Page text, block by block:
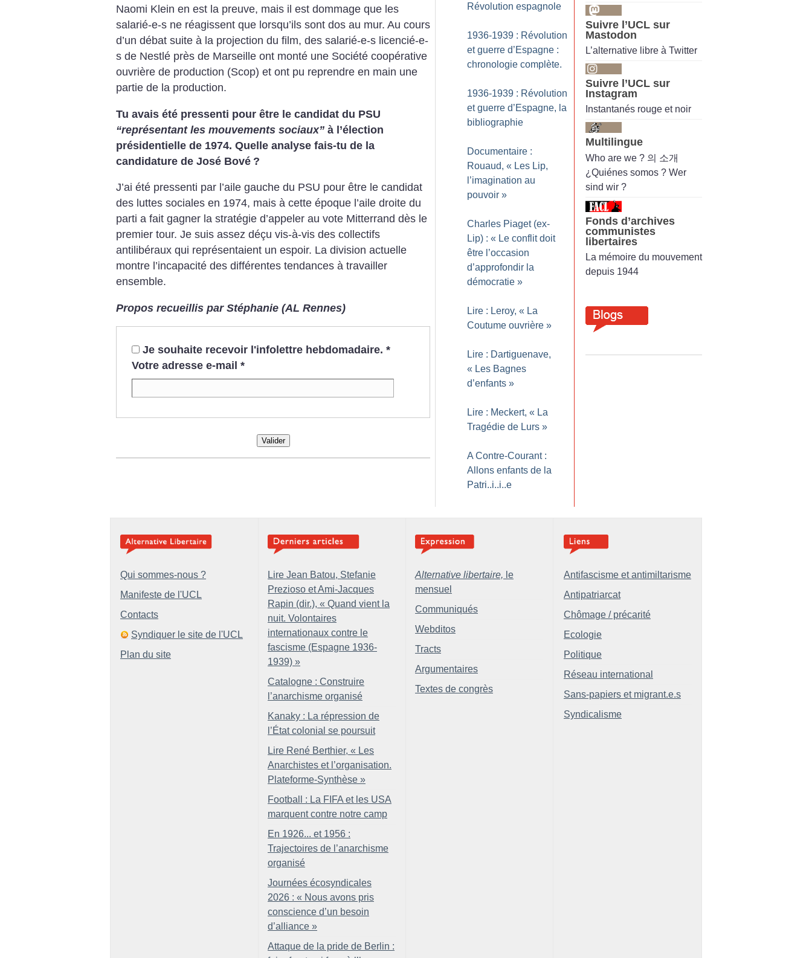
Naomi Klein en est la preuve, mais il est dommage que les
salarié-e-s ne réagissent que lorsqu’ils sont dos au mur. Au cours
d’un débat suite à la projection du film, des salarié-e-s licencié-e-
s de Nestlé près de Marseille ont monté une Société coopérative
ouvrière de production (Scop) et ont pu reprendre en main une
partie de la production.
Tu avais été pressenti pour être le candidat du PSU
“représentant les mouvements sociaux” à l’élection
présidentielle de 1974. Quelle analyse fais-tu de la
candidature de José Bové ?
J’ai été pressenti par l’aile gauche du PSU pour être le candidat
des luttes sociales en 1974, mais à cette époque l’aile droite du
parti a fait gagner la stratégie d’appeler au vote Mitterrand dès le
premier tour. Je suis assez déçu vis-à-vis des collectifs
antilibéraux qui représentaient un espoir. La division actuelle
montre l’incapacité des différentes tendances à travailler
ensemble.
Propos recueillis par Stéphanie (AL Rennes)
Je souhaite recevoir l'infolettre hebdomadaire. *
Votre adresse e-mail *
Valider
Révolution espagnole
1936-1939 : Révolution
et guerre d’Espagne :
chronologie complète.
1936-1939 : Révolution
et guerre d’Espagne, la
bibliographie
Documentaire :
Rouaud, « Les Lip,
l’imagination au
pouvoir »
Charles Piaget (ex-
Lip) : « Le conflit doit
être l’occasion
d’approfondir la
démocratie »
Lire : Leroy, « La
Coutume ouvrière »
Lire : Dartiguenave,
« Les Bagnes
d’enfants »
Lire : Meckert, « La
Tragédie de Lurs »
A Contre-Courant :
Allons enfants de la
Patri..i..i..e
Suivre l’UCL sur
Mastodon
L’alternative libre à Twitter
Suivre l’UCL sur
Instagram
Instantanés rouge et noir
Multilingue
Who are we ? 의 소개
¿Quiénes somos ? Wer
sind wir ?
Fonds d’archives
communistes
libertaires
La mémoire du mouvement
depuis 1944
Qui sommes-nous ?
Manifeste de l'UCL
Contacts
Syndiquer le site de l'UCL
Plan du site
Lire Jean Batou, Stefanie
Prezioso et Ami-Jacques
Rapin (dir.), « Quand vient la
nuit. Volontaires
internationaux contre le
fascisme (Espagne 1936-
1939) »
Catalogne : Construire
l’anarchisme organisé
Kanaky : La répression de
l’État colonial se poursuit
Lire René Berthier, « Les
Anarchistes et l’organisation.
Plateforme-Synthèse »
Football : La FIFA et les USA
marquent contre notre camp
En 1926... et 1956 :
Trajectoires de l’anarchisme
organisé
Journées écosyndicales
2026 : « Nous avons pris
conscience d’un besoin
d’alliance »
Attaque de la pride de Berlin :
Alternative libertaire, le
mensuel
Communiqués
Webditos
Tracts
Argumentaires
Textes de congrès
Antifascisme et antimiltarisme
Antipatriarcat
Chômage / précarité
Ecologie
Politique
Réseau international
Sans-papiers et migrant.e.s
Syndicalisme